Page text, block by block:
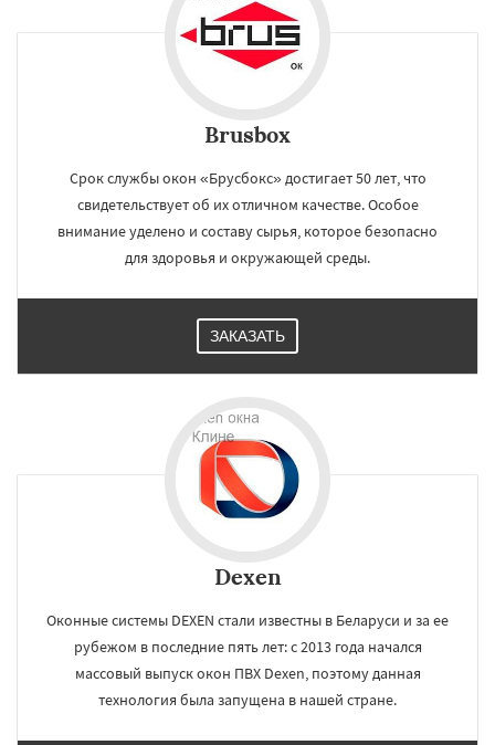
Brusbox
Срок службы окон «Брусбокс» достигает 50 лет, что
свидетельствует об их отличном качестве. Особое
внимание уделено и составу сырья, которое безопасно
для здоровья и окружающей среды.
ЗАКАЗАТЬ
Dexen
Оконные системы DEXEN стали известны в Беларуси и за ее
рубежом в последние пять лет: с 2013 года начался
массовый выпуск окон ПВХ Dexen, поэтому данная
технология была запущена в нашей стране.